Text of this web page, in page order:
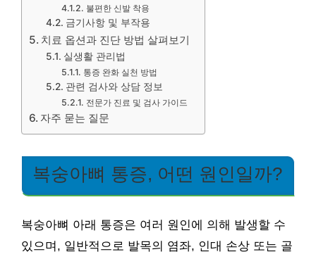
불편한 신발 착용
금기사항 및 부작용
치료 옵션과 진단 방법 살펴보기
실생활 관리법
통증 완화 실천 방법
관련 검사와 상담 정보
전문가 진료 및 검사 가이드
자주 묻는 질문
복숭아뼈 통증, 어떤 원인일까?
복숭아뼈 아래 통증은 여러 원인에 의해 발생할 수
있으며, 일반적으로 발목의 염좌, 인대 손상 또는 골